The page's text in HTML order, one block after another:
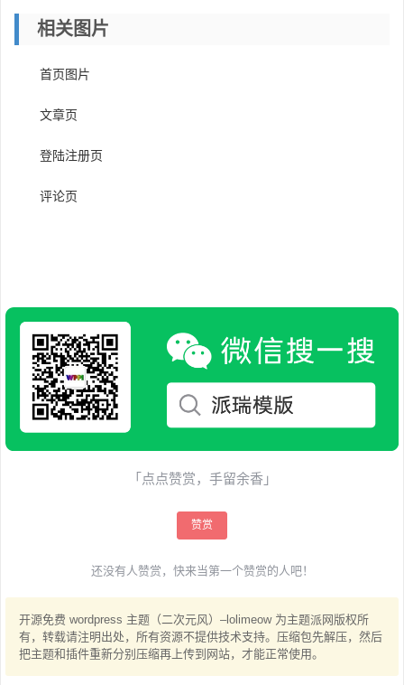
相关图片
首页图片
文章页
登陆注册页
评论页
「点点赞赏，手留余香」
赞赏
还没有人赞赏，快来当第一个赞赏的人吧！
开源免费 wordpress 主题（二次元风）–lolimeow 为主题派网版权所
有，转载请注明出处，所有资源不提供技术支持。压缩包先解压，然后
把主题和插件重新分别压缩再上传到网站，才能正常使用。